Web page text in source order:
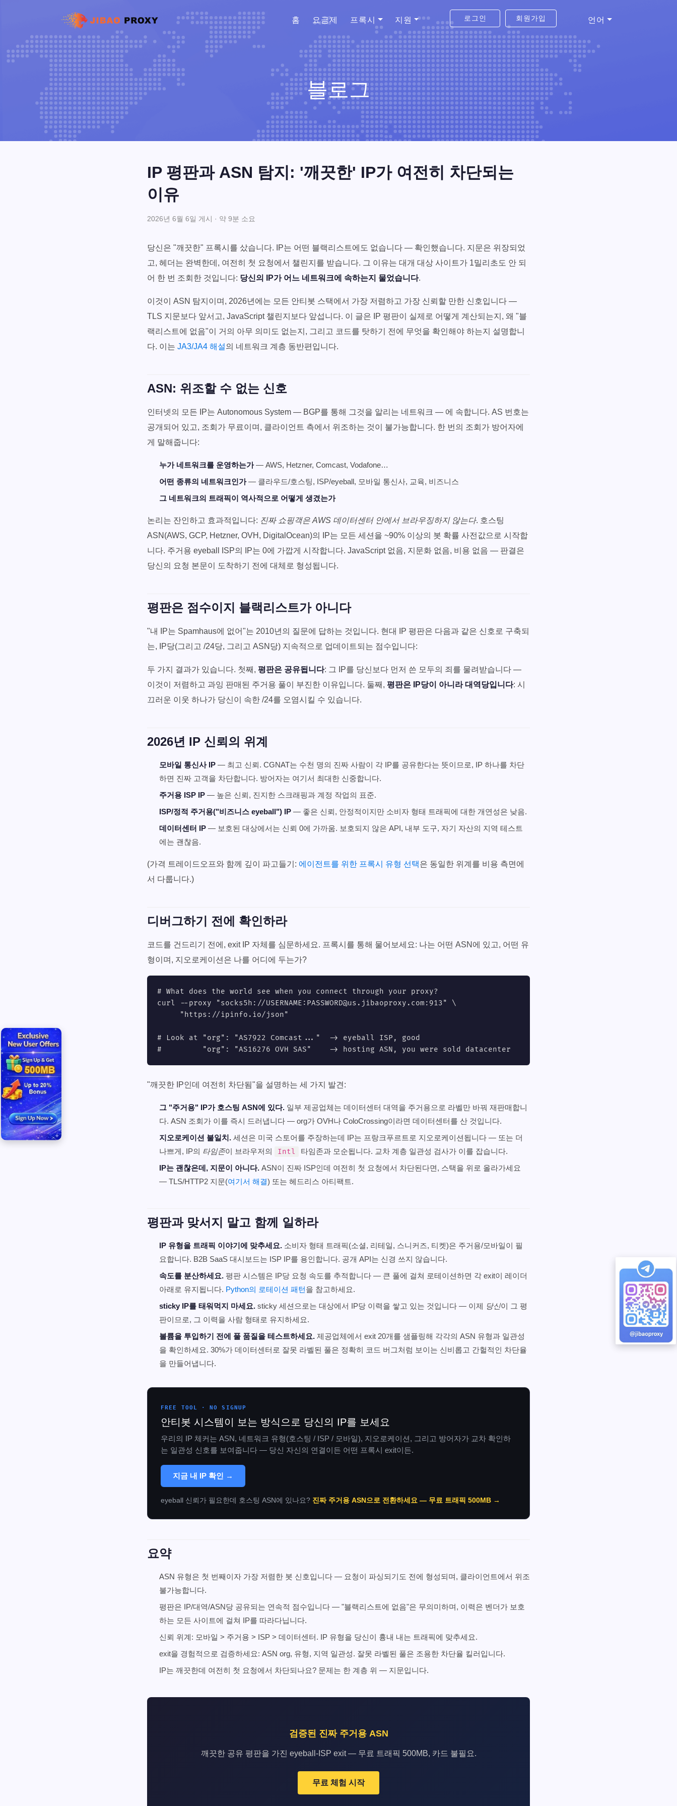
홈 요금제 프록시 지원 로그인 회원가입 언어
블로그
IP 평판과 ASN 탐지: '깨끗한' IP가 여전히 차단되는
이유
2026년 6월 6일 게시 · 약 9분 소요
당신은 "깨끗한" 프록시를 샀습니다. IP는 어떤 블랙리스트에도 없습니다 — 확인했습니다. 지문은 위장되었
고, 헤더는 완벽한데, 여전히 첫 요청에서 챌린지를 받습니다. 그 이유는 대개 대상 사이트가 1밀리초도 안 되
어 한 번 조회한 것입니다: 당신의 IP가 어느 네트워크에 속하는지 물었습니다.
이것이 ASN 탐지이며, 2026년에는 모든 안티봇 스택에서 가장 저렴하고 가장 신뢰할 만한 신호입니다 —
TLS 지문보다 앞서고, JavaScript 챌린지보다 앞섭니다. 이 글은 IP 평판이 실제로 어떻게 계산되는지, 왜 "블
랙리스트에 없음"이 거의 아무 의미도 없는지, 그리고 코드를 탓하기 전에 무엇을 확인해야 하는지 설명합니
다. 이는 JA3/JA4 해설의 네트워크 계층 동반편입니다.
ASN: 위조할 수 없는 신호
인터넷의 모든 IP는 Autonomous System — BGP를 통해 그것을 알리는 네트워크 — 에 속합니다. AS 번호는
공개되어 있고, 조회가 무료이며, 클라이언트 측에서 위조하는 것이 불가능합니다. 한 번의 조회가 방어자에
게 말해줍니다:
누가 네트워크를 운영하는가— AWS, Hetzner, Comcast, Vodafone…
어떤 종류의 네트워크인가— 클라우드/호스팅, ISP/eyeball, 모바일 통신사, 교육, 비즈니스
그 네트워크의 트래픽이 역사적으로 어떻게 생겼는가
논리는 잔인하고 효과적입니다: 진짜 쇼핑객은 AWS 데이터센터 안에서 브라우징하지 않는다. 호스팅
ASN(AWS, GCP, Hetzner, OVH, DigitalOcean)의 IP는 모든 세션을 ~90% 이상의 봇 확률 사전값으로 시작합
니다. 주거용 eyeball ISP의 IP는 0에 가깝게 시작합니다. JavaScript 없음, 지문화 없음, 비용 없음 — 판결은
당신의 요청 본문이 도착하기 전에 대체로 형성됩니다.
평판은 점수이지 블랙리스트가 아니다
"내 IP는 Spamhaus에 없어"는 2010년의 질문에 답하는 것입니다. 현대 IP 평판은 다음과 같은 신호로 구축되
는, IP당(그리고 /24당, 그리고 ASN당) 지속적으로 업데이트되는 점수입니다:
두 가지 결과가 있습니다. 첫째, 평판은 공유됩니다: 그 IP를 당신보다 먼저 쓴 모두의 죄를 물려받습니다 —
이것이 저렴하고 과잉 판매된 주거용 풀이 부진한 이유입니다. 둘째, 평판은 IP당이 아니라 대역당입니다: 시
끄러운 이웃 하나가 당신이 속한 /24를 오염시킬 수 있습니다.
2026년 IP 신뢰의 위계
모바일 통신사 IP — 최고 신뢰. CGNAT는 수천 명의 진짜 사람이 각 IP를 공유한다는 뜻이므로, IP 하나를 차단
하면 진짜 고객을 차단합니다. 방어자는 여기서 최대한 신중합니다.
주거용 ISP IP — 높은 신뢰, 진지한 스크래핑과 계정 작업의 표준.
ISP/정적 주거용("비즈니스 eyeball") IP — 좋은 신뢰, 안정적이지만 소비자 형태 트래픽에 대한 개연성은 낮음.
데이터센터 IP — 보호된 대상에서는 신뢰 0에 가까움. 보호되지 않은 API, 내부 도구, 자기 자산의 지역 테스트
에는 괜찮음.
(가격 트레이드오프와 함께 깊이 파고들기: 에이전트를 위한 프록시 유형 선택은 동일한 위계를 비용 측면에
서 다룹니다.)
디버그하기 전에 확인하라
코드를 건드리기 전에, exit IP 자체를 심문하세요. 프록시를 통해 물어보세요: 나는 어떤 ASN에 있고, 어떤 유
형이며, 지오로케이션은 나를 어디에 두는가?
# What does the world see when you connect through your proxy?
curl --proxy "socks5h://USERNAME: PASSWORD@us.jibaoproxy.com :913" \
     "https://ipinfo.io/json"
# Look at "org": "AS7922 Comcast..."  -> eyeball ISP, good
#         "org": "AS16276 OVH SAS"    -> hosting ASN, you were sold datacenter
"깨끗한 IP인데 여전히 차단됨"을 설명하는 세 가지 발견:
그 "주거용" IP가 호스팅 ASN에 있다. 일부 제공업체는 데이터센터 대역을 주거용으로 라벨만 바꿔 재판매합니
다. ASN 조회가 이를 즉시 드러냅니다 — org가 OVH나 ColoCrossing이라면 데이터센터를 산 것입니다.
지오로케이션 불일치. 세션은 미국 스토어를 주장하는데 IP는 프랑크푸르트로 지오로케이션됩니다 — 또는 더
나쁘게, IP의 타임존이 브라우저의 Intl
타임존과 모순됩니다. 교차 계층 일관성 검사가 이를 잡습니다.
IP는 괜찮은데, 지문이 아니다. ASN이 진짜 ISP인데 여전히 첫 요청에서 차단된다면, 스택을 위로 올라가세요
— TLS/HTTP2 지문(여기서 해결) 또는 헤드리스 아티팩트.
평판과 맞서지 말고 함께 일하라
IP 유형을 트래픽 이야기에 맞추세요. 소비자 형태 트래픽(소셜, 리테일, 스니커즈, 티켓)은 주거용/모바일이 필
요합니다. B2B SaaS 대시보드는 ISP IP를 용인합니다. 공개 API는 신경 쓰지 않습니다.
속도를 분산하세요. 평판 시스템은 IP당 요청 속도를 추적합니다 — 큰 풀에 걸쳐 로테이션하면 각 exit이 레이더
아래로 유지됩니다. Python의 로테이션 패턴을 참고하세요.
sticky IP를 태워먹지 마세요. sticky 세션으로는 대상에서 IP당 이력을 쌓고 있는 것입니다 — 이제 당신이 그 평
판이므로, 그 이력을 사람 형태로 유지하세요.
볼륨을 투입하기 전에 풀 품질을 테스트하세요. 제공업체에서 exit 20개를 샘플링해 각각의 ASN 유형과 일관성
을 확인하세요. 30%가 데이터센터로 잘못 라벨된 풀은 정확히 코드 버그처럼 보이는 신비롭고 간헐적인 차단율
을 만들어냅니다.
FREE TOOL · NO SIGNUP
안티봇 시스템이 보는 방식으로 당신의 IP를 보세요
우리의 IP 체커는 ASN, 네트워크 유형(호스팅 / ISP / 모바일), 지오로케이션, 그리고 방어자가 교차 확인하
는 일관성 신호를 보여줍니다 — 당신 자신의 연결이든 어떤 프록시 exit이든.
지금 내 IP 확인 →
eyeball 신뢰가 필요한데 호스팅 ASN에 있나요? 진짜 주거용 ASN으로 전환하세요 — 무료 트래픽 500MB →
요약
ASN 유형은 첫 번째이자 가장 저렴한 봇 신호입니다 — 요청이 파싱되기도 전에 형성되며, 클라이언트에서 위조
불가능합니다.
평판은 IP/대역/ASN당 공유되는 연속적 점수입니다 — "블랙리스트에 없음"은 무의미하며, 이력은 벤더가 보호
하는 모든 사이트에 걸쳐 IP를 따라다닙니다.
신뢰 위계: 모바일 > 주거용 > ISP > 데이터센터. IP 유형을 당신이 흉내 내는 트래픽에 맞추세요.
exit을 경험적으로 검증하세요: ASN org, 유형, 지역 일관성. 잘못 라벨된 풀은 조용한 차단율 킬러입니다.
IP는 깨끗한데 여전히 첫 요청에서 차단되나요? 문제는 한 계층 위 — 지문입니다.
검증된 진짜 주거용 ASN
깨끗한 공유 평판을 가진 eyeball-ISP exit — 무료 트래픽 500MB, 카드 불필요.
무료 체험 시작